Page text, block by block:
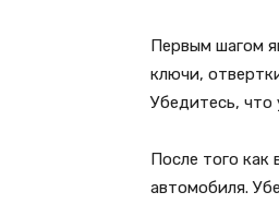
Первым шагом
ключи,
Убедитесь, что
После того
автомобиля.